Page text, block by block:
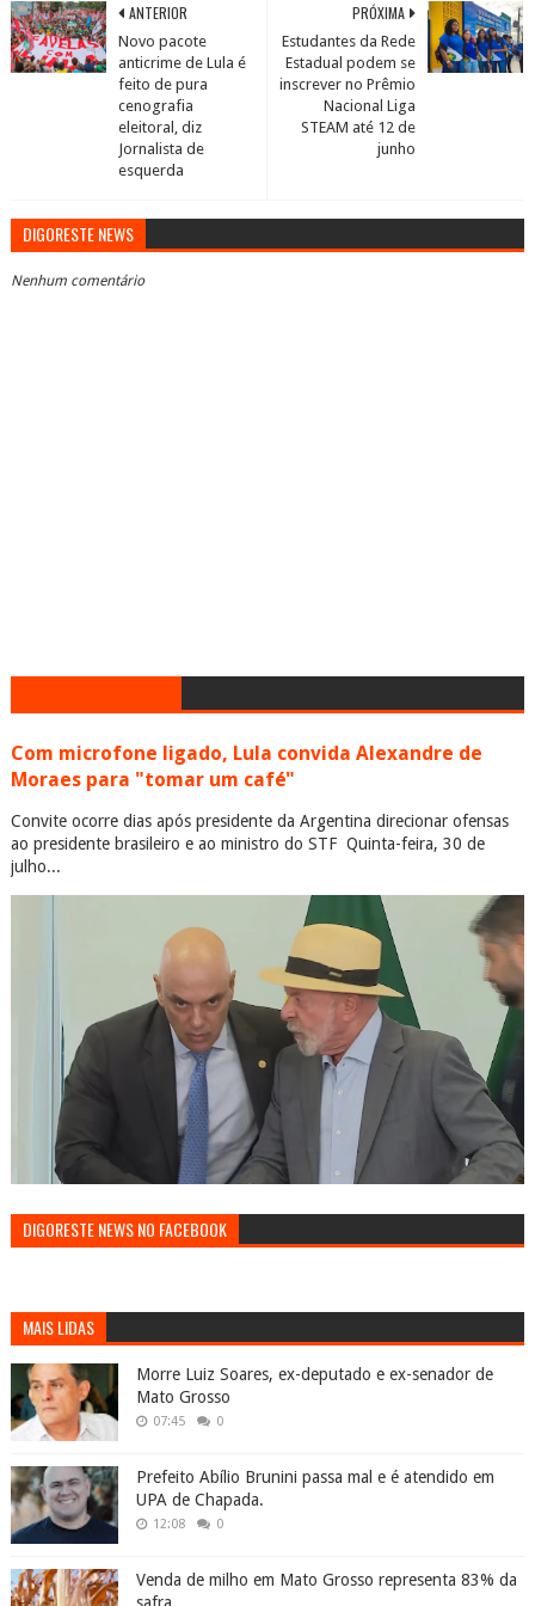
PRÓXIMA
Estudantes da Rede
Estadual podem se
inscrever no Prêmio
Nacional Liga
STEAM até 12 de
junho
ANTERIOR
Novo pacote
anticrime de Lula é
feito de pura
cenografia
eleitoral, diz
Jornalista de
esquerda
DIGORESTE NEWS
Nenhum comentário
Com microfone ligado, Lula convida Alexandre de
Moraes para "tomar um café"
Convite ocorre dias após presidente da Argentina direcionar ofensas
ao presidente brasileiro e ao ministro do STF Quinta-feira, 30 de
julho...
DIGORESTE NEWS NO FACEBOOK
MAIS LIDAS
Morre Luiz Soares, ex-deputado e ex-senador de
Mato Grosso
07:45 0
Prefeito Abílio Brunini passa mal e é atendido em
UPA de Chapada.
12:08 0
Venda de milho em Mato Grosso representa 83% da